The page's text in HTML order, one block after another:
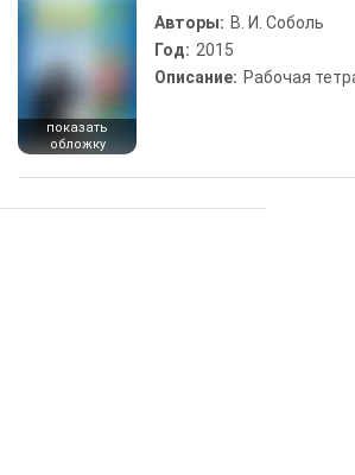
показать
обложку
Авторы: В. И. Соболь
Год: 2015
Описание: Рабочая